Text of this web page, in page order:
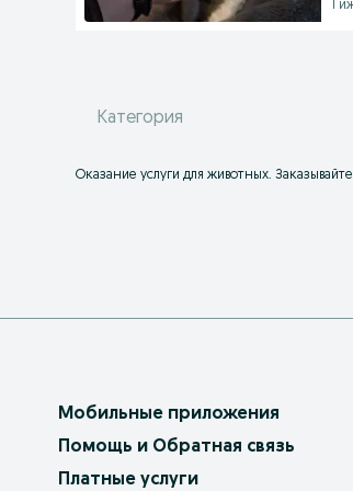
Категория
Оказание услуги для животных.
Мобильные приложения
Помощь и Обратная связь
Платные услуги